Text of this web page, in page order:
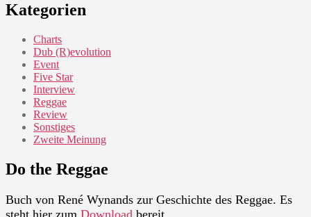
Kategorien
Charts
Dub (R)evolution
Event
Five Star
Interview
Reggae
Review
Sonstiges
Zweite Meinung
Do the Reggae
Buch von René Wynands zur Geschichte des Reggae. Es
steht hier zum Download bereit.